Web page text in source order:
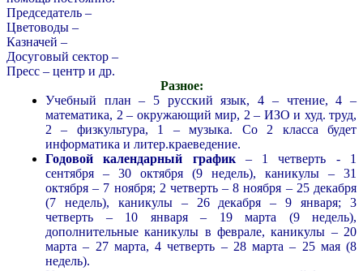
Председатель –
Цветоводы –
Казначей –
Досуговый сектор –
Пресс – центр и др.
Разное:
Учебный план – 5 русский язык, 4 – чтение, 4 –
математика, 2 – окружающий мир, 2 – ИЗО и худ. труд,
2 – физкультура, 1 – музыка. Со 2 класса будет
информатика и литер.краеведение.
Годовой календарный график– 1 четверть - 1
сентября – 30 октября (9 недель), каникулы – 31
октября – 7 ноября; 2 четверть – 8 ноября – 25 декабря
(7 недель), каникулы – 26 декабря – 9 января; 3
четверть – 10 января – 19 марта (9 недель),
дополнительные каникулы в феврале, каникулы – 20
марта – 27 марта, 4 четверть – 28 марта – 25 мая (8
недель).